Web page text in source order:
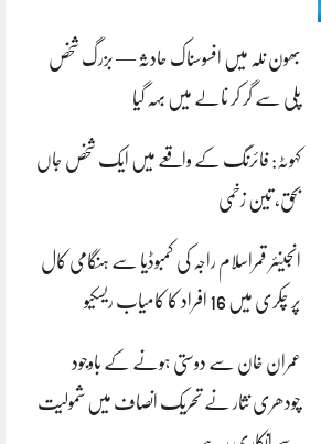
بھون نلہ میں افسوسناک حادثہ — بزرگ شخص
پلی سے گر کر نالے میں بہہ گیا
کہوٹہ: فائرنگ کے واقعے میں ایک شخص جاں
بحق، تین زخمی
انجینئر قمراسلام راجہ کی کمبوڈیا سے ہنگامی کال
پر چکری میں 16 افراد کا کامیاب ریسکیو
عمران خان سے دوستی ہونے کے باوجود
چودھری نثار نے تحریک انصاف میں شمولیت